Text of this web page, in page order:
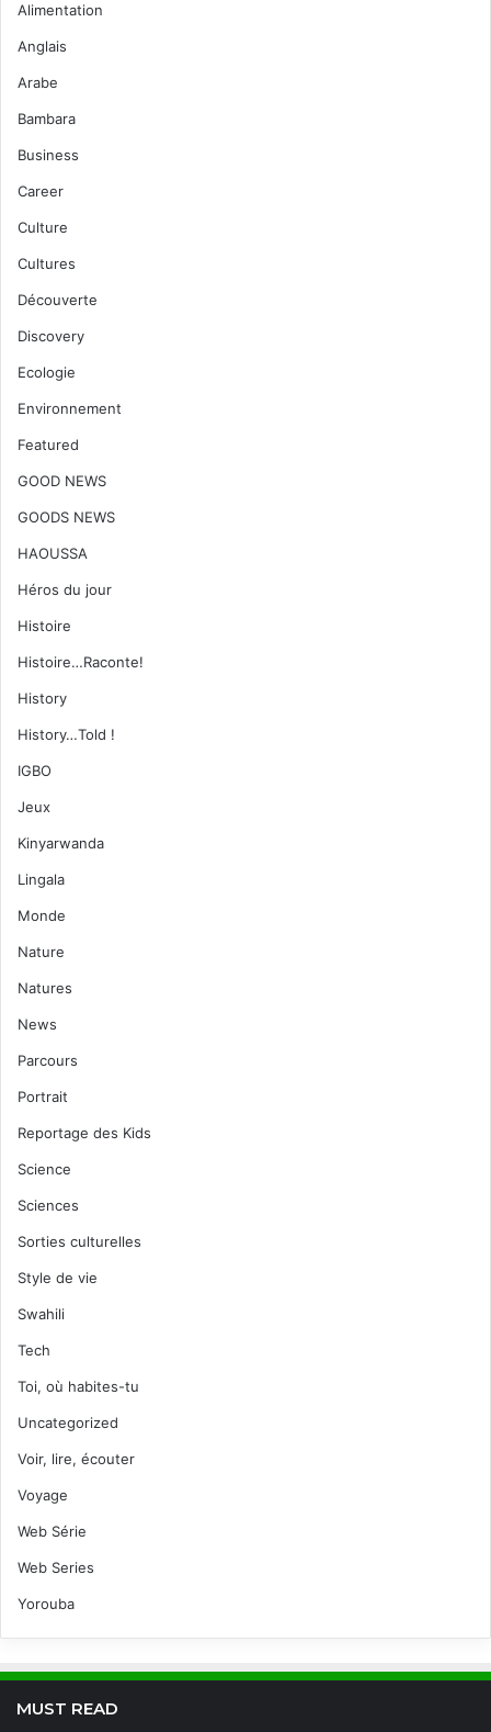
Alimentation
Anglais
Arabe
Bambara
Business
Career
Culture
Cultures
Découverte
Discovery
Ecologie
Environnement
Featured
GOOD NEWS
GOODS NEWS
HAOUSSA
Héros du jour
Histoire
Histoire…Raconte!
History
History…Told !
IGBO
Jeux
Kinyarwanda
Lingala
Monde
Nature
Natures
News
Parcours
Portrait
Reportage des Kids
Science
Sciences
Sorties culturelles
Style de vie
Swahili
Tech
Toi, où habites-tu
Uncategorized
Voir, lire, écouter
Voyage
Web Série
Web Series
Yorouba
MUST READ